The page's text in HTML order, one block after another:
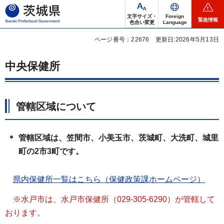
茨城県
文字サイズ・
色合い変更
Foreign
Language
緊急情報
ページ番号：22676 更新日:2026年5月13日
中央保健所
管轄区域について
管轄区域は、笠間市、小美玉市、茨城町、大洗町、城里
町の2市3町です。
県内保健所一覧はこちら（保健政策課ホームページ）
※水戸市は、水戸市保健所（029-305-6290）が管轄して
おります。